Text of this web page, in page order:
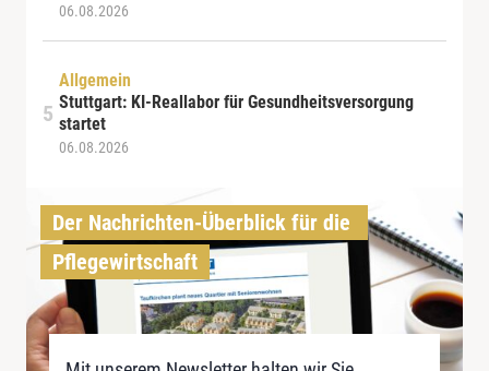
06.08.2026
Allgemein
Stuttgart: KI-Reallabor für Gesundheitsversorgung
startet
06.08.2026
Der Nachrichten-Überblick für die
Pflegewirtschaft